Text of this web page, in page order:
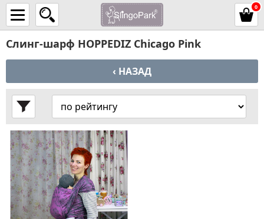
0
Слинг-шарф HOPPEDIZ Chicago Pink
‹ НАЗАД